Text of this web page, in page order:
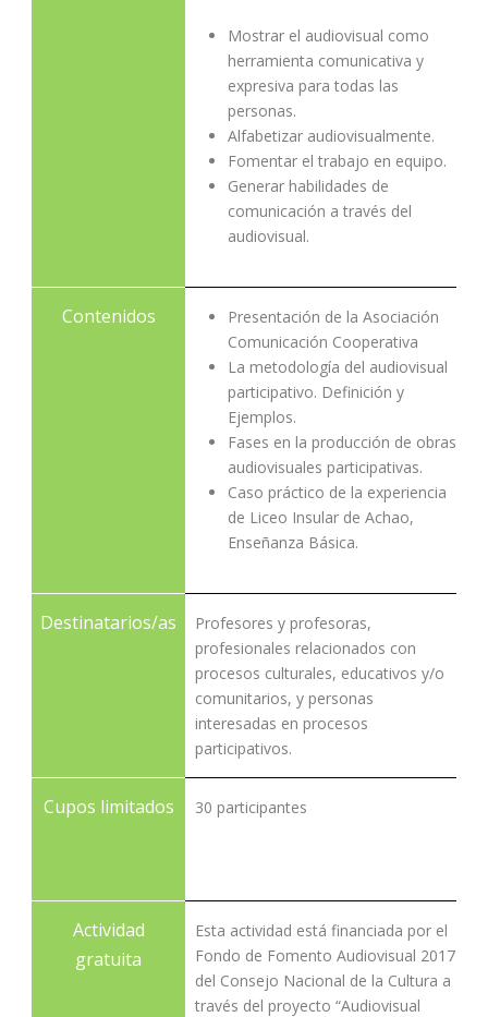
Mostrar el audiovisual como
herramienta comunicativa y
expresiva para todas las
personas.
Alfabetizar audiovisualmente.
Fomentar el trabajo en equipo.
Generar habilidades de
comunicación a través del
audiovisual.
Contenidos
Presentación de la Asociación
Comunicación Cooperativa
La metodología del audiovisual
participativo. Definición y
Ejemplos.
Fases en la producción de obras
audiovisuales participativas.
Caso práctico de la experiencia
de Liceo Insular de Achao,
Enseñanza Básica.
Destinatarios/as
Profesores y profesoras,
profesionales relacionados con
procesos culturales, educativos y/o
comunitarios, y personas
interesadas en procesos
participativos.
Cupos limitados 30 participantes
Actividad
gratuita
Esta actividad está financiada por el
Fondo de Fomento Audiovisual 2017
del Consejo Nacional de la Cultura a
través del proyecto “Audiovisual